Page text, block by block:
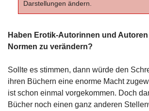
Darstellungen ändern.
Haben Erotik-Autorinnen und
Normen zu verändern?
Sollte es stimmen, dann würde den
ihren Büchern eine enorme Macht
ist schon einmal vorgekommen. Doch
Bücher noch einen ganz anderen